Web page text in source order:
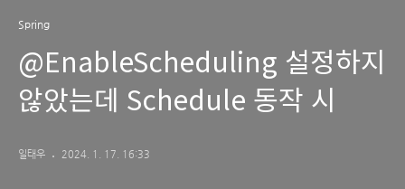
Spring
@EnableScheduling 설정하지
않았는데 Schedule 동작 시
일태우 2024. 1. 17. 16:33